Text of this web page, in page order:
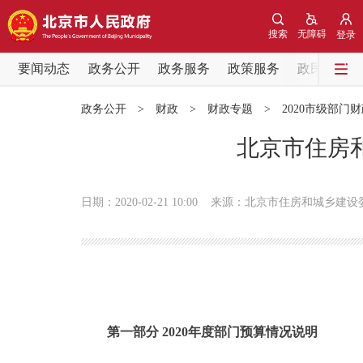
登录
无障碍
搜索
要闻动态 政务公开 政务服务 政策服务
政民互动
政务公开 > 财政 > 财政专题 > 2020市级部门
北京市住房
日期：2020-02-21 10:00 来源：北京市住房和城乡建设
第一部分 2020年度部门预算情况说明